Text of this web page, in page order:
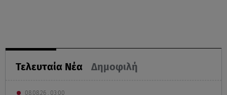
Τελευταία Νέα Δημοφιλή
08.08.26 , 03:00